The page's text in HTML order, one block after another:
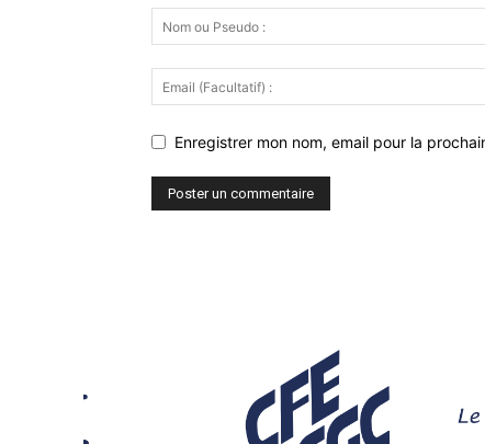
Enregistrer mon nom, email pour la